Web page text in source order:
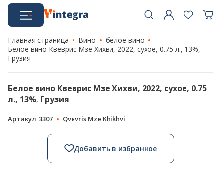
Главная страница Вино
белое вино
Белое вино Квеврис Мзе Хихви, 2022, сухое, 0.75 л., 13%,
Грузия
Белое вино Квеврис Мзе Хихви, 2022, сухое, 0.75
л., 13%, Грузия
Артикул: 3307 Qvevris Mze Khikhvi
Добавить в избранное